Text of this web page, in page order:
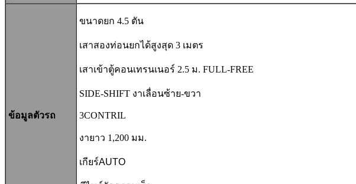
ข้อมูลตัวรถ
ขนาดยก 4.5 ตัน
เสาสองท่อนยกได้สูงสุด 3 เมตร
เสาเข้าตู้คอนเทรนเนอร์ 2.5 ม. FULL-FREE
SIDE-SHIFT งาเลื่อนซ้าย-ขวา
3CONTRIL
งายาว 1,200 มม.
เกียร์AUTO